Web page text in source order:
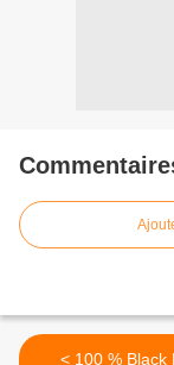
< 100 %